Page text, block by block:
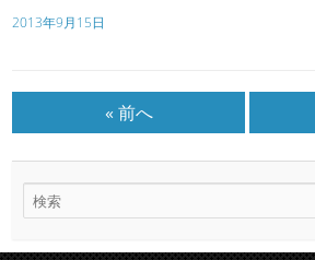
2013年9月15日
« 前へ